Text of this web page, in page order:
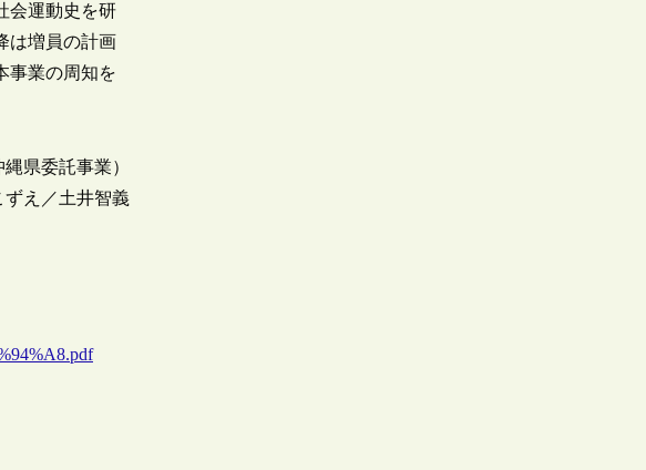
会運動史を研
は増員の計画
事業の周知を
県委託事業）
え／土井智義